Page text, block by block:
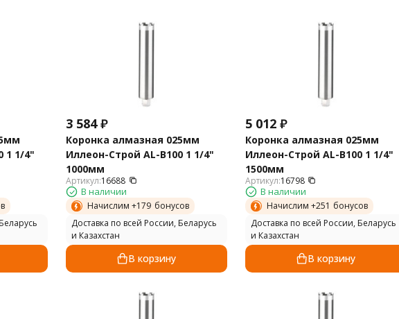
1 1/4"
3 584 ₽
Коронка алмазная 025мм
Иллеон-Строй AL-B100 1 1/4"
1000мм
Артикул:16688
В наличии
Начислим +179 бонусов
Доставка по всей России, Беларусь
и Казахстан
В корзину
5 012 ₽
Коронка алмазная 025мм
Иллеон-Строй AL-B100 1 1/4"
1500мм
Артикул:16798
В наличии
Начислим +251 бонусов
Доставка по всей России, Беларусь
и Казахстан
В корзину